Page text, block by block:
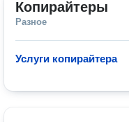
Копирайтеры
Разное
Услуги копирайтера